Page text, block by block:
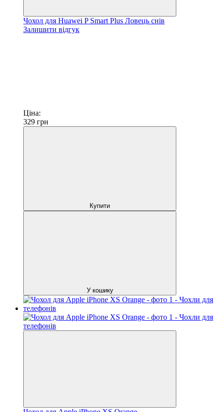
Чохол для Huawei P Smart Plus Ловець снів
Залишити відгук
Ціна:
329 грн
Купити
У кошику